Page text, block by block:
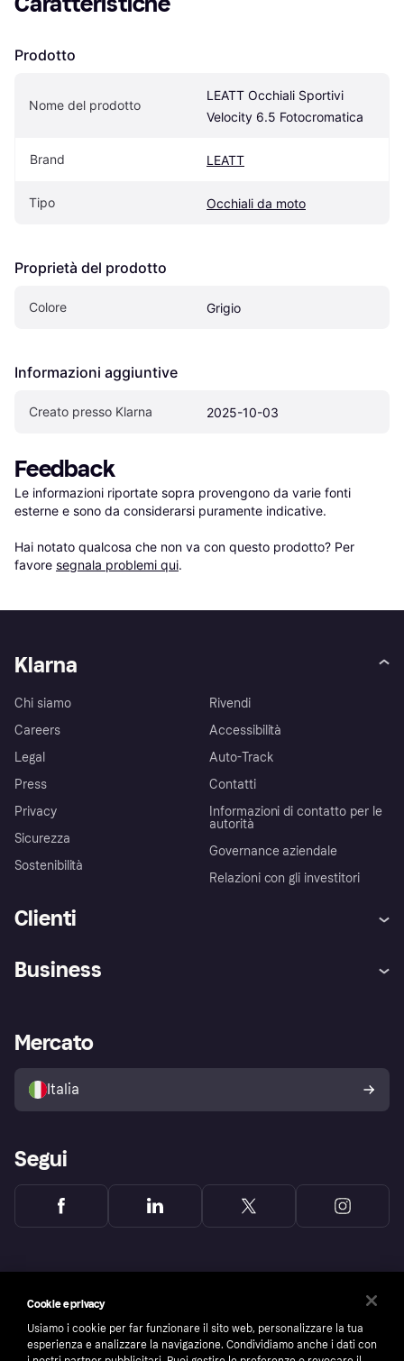
Prodotto
Nome del prodotto
LEATT Occhiali Sportivi
Velocity 6.5 Fotocromatica
Brand LEATT
Tipo Occhiali da moto
Proprietà del prodotto
Colore Grigio
Informazioni aggiuntive
Creato presso Klarna 2025-10-03
Feedback
Le informazioni riportate sopra provengono da varie fonti
esterne e sono da considerarsi puramente indicative.
Hai notato qualcosa che non va con questo prodotto? Per
favore segnala problemi qui.
Klarna
Chi siamo
Careers
Legal
Press
Privacy
Sicurezza
Sostenibilità
Rivendi
Accessibilità
Auto-Track
Contatti
Informazioni di contatto per le
autorità
Governance aziendale
Relazioni con gli investitori
Clienti
Esplora i negozi
Politica di protezione
dell'acquirente Klarna
Business
Accesso aziende
Mercato
Italia
Segui
Cookie e privacy
Usiamo i cookie per far funzionare il sito web, personalizzare la tua
esperienza e analizzare la navigazione. Condividiamo anche i dati con